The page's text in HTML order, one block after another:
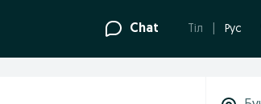
Chat Tіл Рус